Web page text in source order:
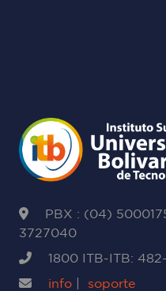
PBX : (04)
3727040
1800 ITB-ITB:
info
soporte